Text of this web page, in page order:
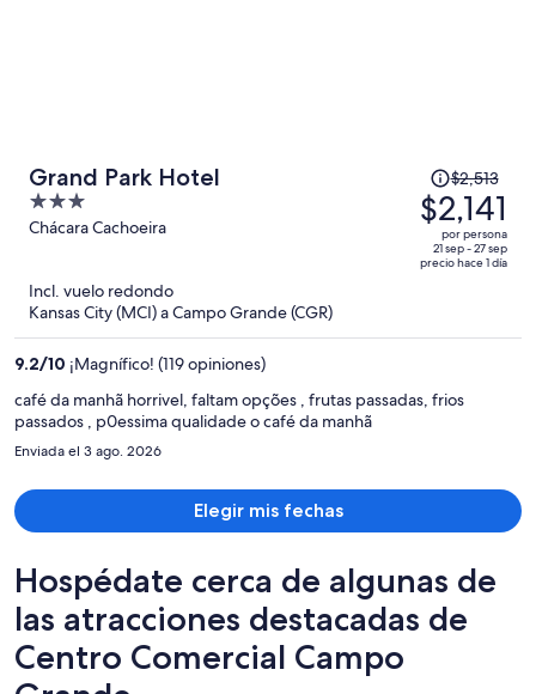
Grand Park Hotel
3
out
Chácara Cachoeira
El
precio
era
de
$2,513
$2,141
$2,513
$2,141
por persona
21 sep - 27 sep
precio hace 1 día
Incl. vuelo redondo
Kansas City (MCI) a Campo Grande (CGR)
9.2/10 ¡Magnífico! (119 opiniones)
café da manhã horrivel, faltam opções , frutas passadas, frios
passados , p0essima qualidade o café da manhã
Enviada el 3 ago. 2026
Elegir mis fechas
Hospédate cerca de algunas de
las atracciones destacadas de
Centro Comercial Campo